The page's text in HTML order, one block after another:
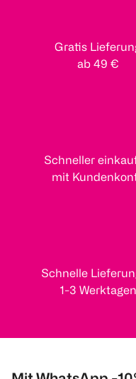
Gratis
ab 49 €
Schneller
mit
Schnelle
1-3 Werktagen